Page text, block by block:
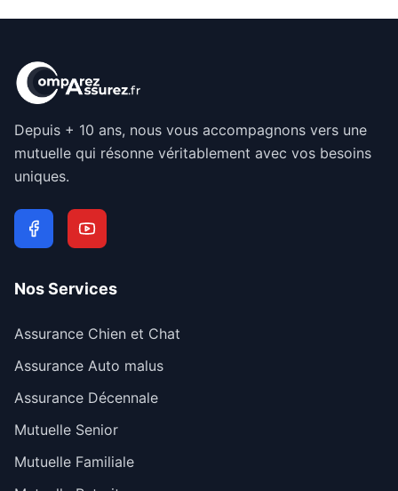
Depuis + 10 ans, nous vous accompagnons vers une
mutuelle qui résonne véritablement avec vos besoins
uniques.
Nos Services
Assurance Chien et Chat
Assurance Auto malus
Assurance Décennale
Mutuelle Senior
Mutuelle Familiale